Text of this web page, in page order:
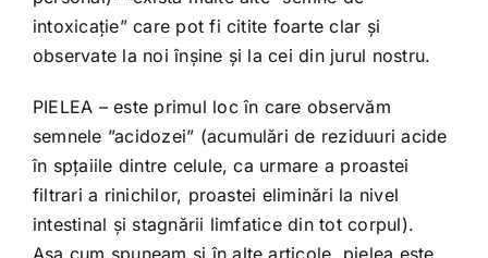
intoxicație” care pot fi citite foarte clar și
observate la noi înșine și la cei din jurul nostru.
PIELEA – este primul loc în care observăm
semnele ”acidozei” (acumulări de reziduuri acide
în spțaiile dintre celule, ca urmare a proastei
filtrari a rinichilor, proastei eliminări la nivel
intestinal și stagnării limfatice din tot corpul).
Așa cum spuneam și în alte articole, pielea este